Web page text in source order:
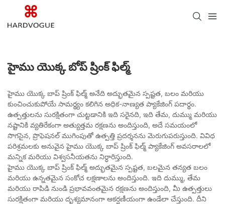
హైము యొక్క బోప్ ష్రింక్ ఫిల్మ్
హైము యొక్క బాప్ ష్రింక్ ఫిల్మ్ అనేది అద్భుతమైన స్పష్టత, బలం మరియు
కుంచించుకుపోయే సామర్థ్యం కలిగిన అధిక-నాణ్యత ప్యాకేజింగ్ పదార్థం.
ఉత్పత్తులను సురక్షితంగా చుట్టడానికి ఇది సరైనది, ఇది తేమ, దుమ్ము మరియు
నష్టానికి వ్యతిరేకంగా అత్యుత్తమ రక్షణను అందిస్తుంది, అదే సమయంలో
సొగసైన, ప్రొఫెషనల్ ముగింపుతో ఉత్పత్తి ప్రదర్శనను మెరుగుపరుస్తుంది. వివిధ
పరిశ్రమలకు అనువైన హైము యొక్క బాప్ ష్రింక్ ఫిల్మ్ ప్యాకేజింగ్ అవసరాలలో
మన్నిక మరియు విశ్వసనీయతను నిర్ధారిస్తుంది.
హైము యొక్క బాప్ ష్రింక్ ఫిల్మ్ అద్భుతమైన స్పష్టత, బలమైన తన్యత బలం
మరియు ఉన్నతమైన సంకోచ లక్షణాలను అందిస్తుంది. ఇది దుమ్ము, తేమ
మరియు రాపిడి నుండి ప్రభావవంతమైన రక్షణను అందిస్తుంది, మీ ఉత్పత్తులు
సురక్షితంగా మరియు దృశ్యమానంగా ఆకర్షణీయంగా ఉండేలా చేస్తుంది. దీని